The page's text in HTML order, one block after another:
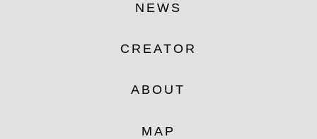
NEWS
CREATOR
ABOUT
MAP